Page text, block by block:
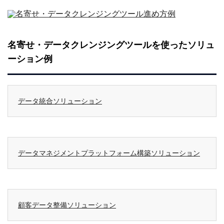
名寄せ・データクレンジングツールを使ったソリュ
ーション例
データ統合ソリューション
データマネジメントプラットフォーム構築ソリューション
顧客データ整備ソリューション